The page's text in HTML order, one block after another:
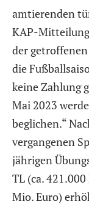
amtierenden
KAP-
der
die
keine Zahlung
Mai 2023
beglichen.“
vergangenen
jährigen
TL (ca.
Mio. Euro)